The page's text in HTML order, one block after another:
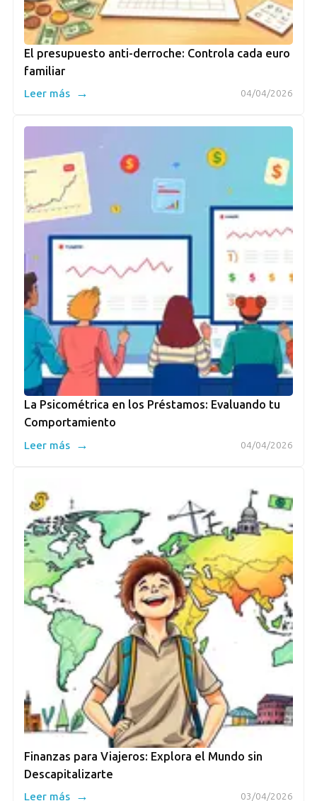
El presupuesto anti-derroche: Controla cada euro
familiar
04/04/2026
Leer más →
La Psicométrica en los Préstamos: Evaluando tu
Comportamiento
04/04/2026
Leer más →
Finanzas para Viajeros: Explora el Mundo sin
Descapitalizarte
03/04/2026
Leer más →